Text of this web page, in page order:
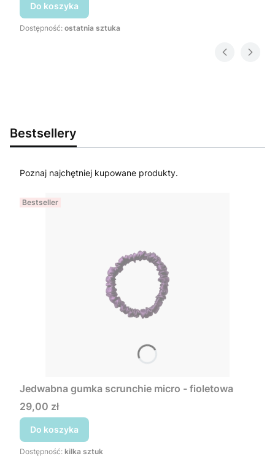
Do koszyka
Dostępność: ostatnia sztuka
Bestsellery
Poznaj najchętniej kupowane produkty.
Bestseller
Jedwabna gumka scrunchie micro - fioletowa
Cena
29,00 zł
Do koszyka
Dostępność: kilka sztuk